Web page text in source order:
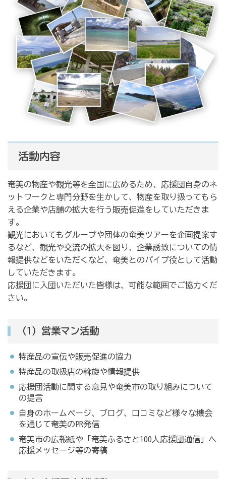
活動内容
奄美の物産や観光等を全国に広めるため、応援団自身のネ
ットワークと専門分野を生かして、物産を取り扱ってもら
える企業や店舗の拡大を行う販売促進をしていただきま
す。
観光においてもグループや団体の奄美ツアーを企画提案す
るなど、観光や交流の拡大を図り、企業誘致についての情
報提供などをいただくなど、奄美とのパイプ役として活動
していただきます。
応援団に入団いただいた皆様は、可能な範囲でご協力くだ
さい。
（1）営業マン活動
特産品の宣伝や販売促進の協力
特産品の取扱店の斡旋や情報提供
応援団活動に関する意見や奄美市の取り組みについて
の提言
自身のホームページ、ブログ、口コミなど様々な機会
を通じて奄美のPR発信
奄美市の広報紙や「奄美ふるさと100人応援団通信」へ
応援メッセージ等の寄稿